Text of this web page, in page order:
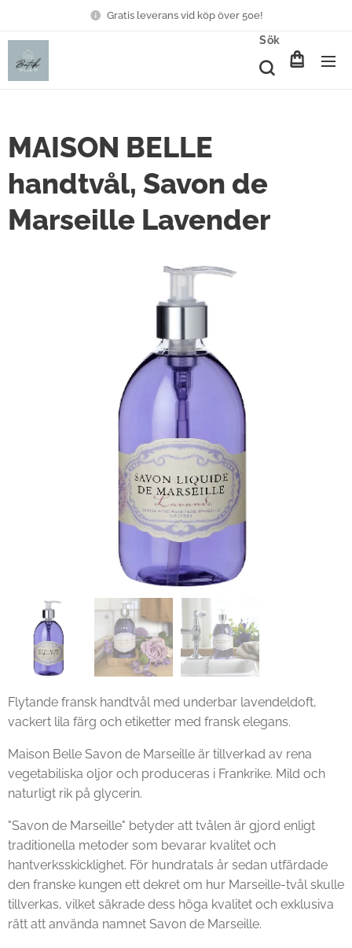
Gratis leverans vid köp över 50e!
Sök
MAISON BELLE
handtvål, Savon de
Marseille Lavender
Flytande fransk handtvål med underbar lavendeldoft,
vackert lila färg och etiketter med fransk elegans.
Maison Belle Savon de Marseille är tillverkad av rena
vegetabiliska oljor och produceras i Frankrike. Mild och
naturligt rik på glycerin.
"Savon de Marseille" betyder att tvålen är gjord enligt
traditionella metoder som bevarar kvalitet och
hantverksskicklighet. För hundratals år sedan utfärdade
den franske kungen ett dekret om hur Marseille-tvål skulle
tillverkas, vilket säkrade dess höga kvalitet och exklusiva
rätt att använda namnet Savon de Marseille.